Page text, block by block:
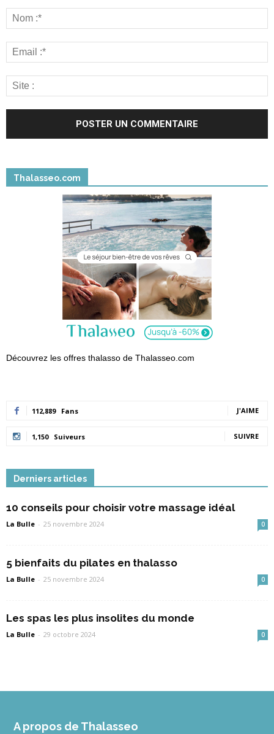
Thalasseo.com
Découvrez les offres thalasso de Thalasseo.com
112,889 Fans J'AIME
1,150 Suiveurs SUIVRE
Derniers articles
10 conseils pour choisir votre massage idéal
La Bulle - 25 novembre 2024 0
5 bienfaits du pilates en thalasso
La Bulle - 25 novembre 2024 0
Les spas les plus insolites du monde
La Bulle - 29 octobre 2024 0
A propos de Thalasseo